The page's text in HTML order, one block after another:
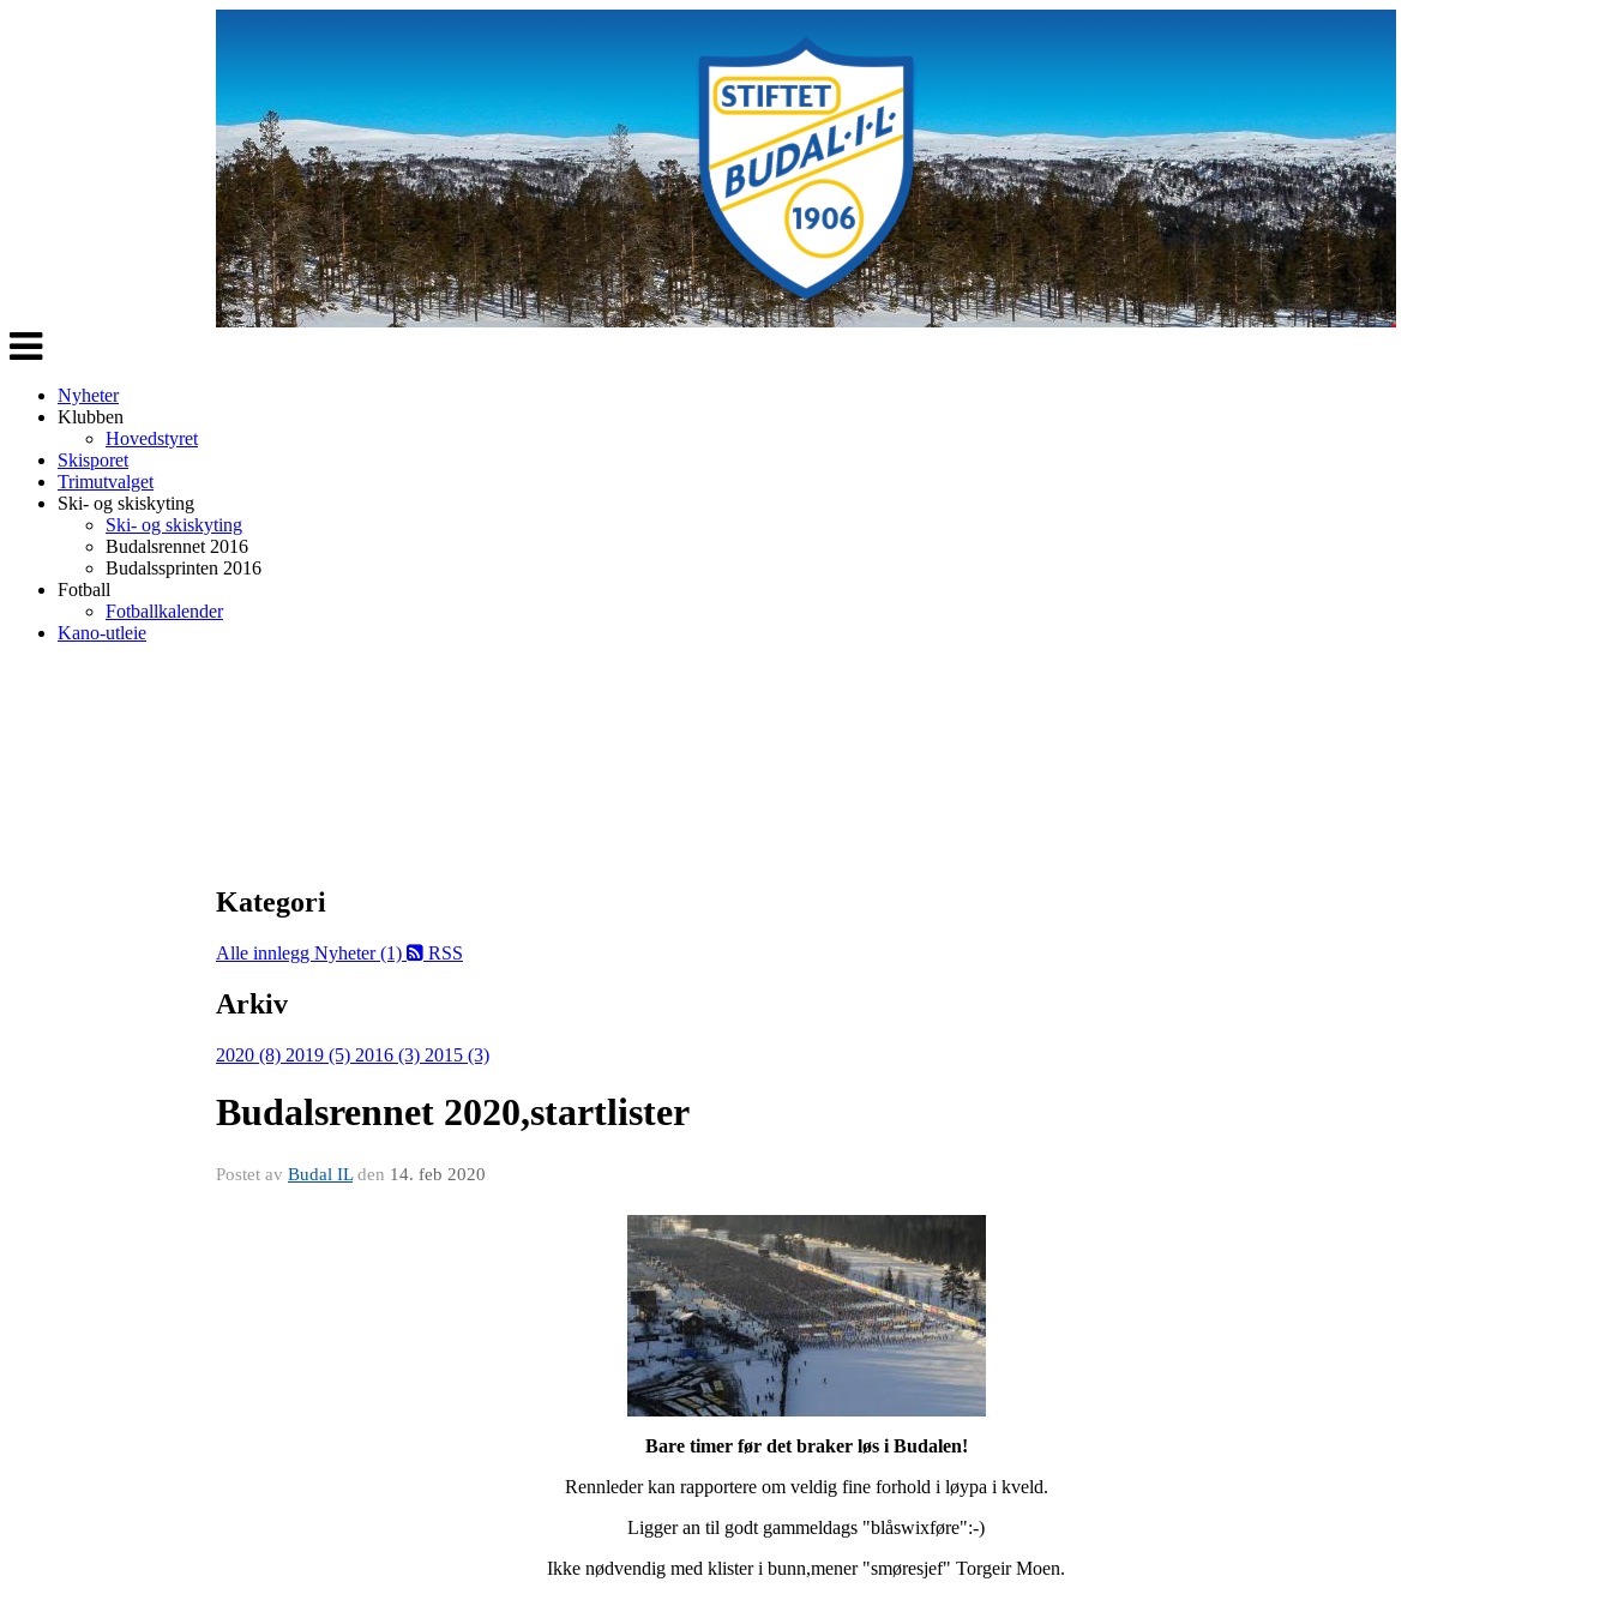
Veksle
navigasjon
Nyheter
Klubben
Hovedstyret
Skisporet
Trimutvalget
Ski- og skiskyting
Ski- og skiskyting
Budalsrennet 2016
Budalssprinten 2016
Fotball
Fotballkalender
Kano-utleie
Kategori
Alle innlegg Nyheter (1) RSS
Arkiv
2020 (8) 2019 (5) 2016 (3) 2015 (3)
Budalsrennet 2020,startlister
Postet av Budal ILden 14. feb 2020
Bare timer før det braker løs i Budalen!
Rennleder kan rapportere om veldig fine forhold i løypa i kveld.
Ligger an til godt gammeldags "blåswixføre":-)
Ikke nødvendig med klister i bunn,mener "smøresjef" Torgeir Moen.